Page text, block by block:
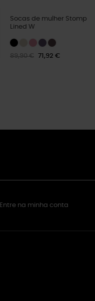
Socas de mulher Stomp
Lined W
89,90 € 71,92 €
Entre na minha conta